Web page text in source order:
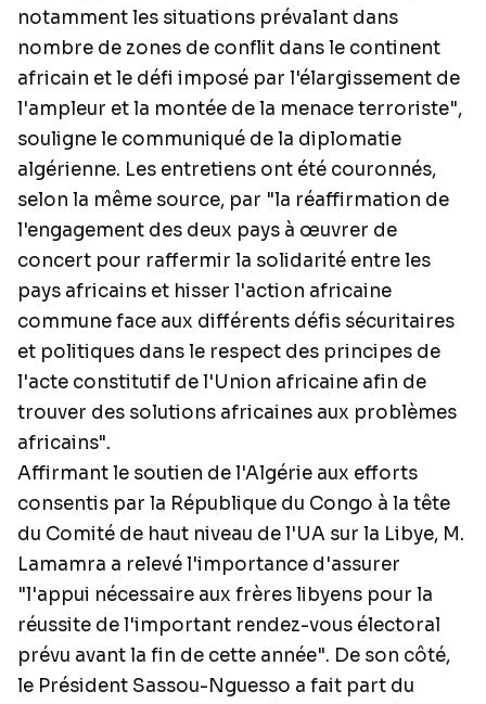
notamment les situations prévalant dans
nombre de zones de conflit dans le continent
africain et le défi imposé par l'élargissement de
l'ampleur et la montée de la menace terroriste",
souligne le communiqué de la diplomatie
algérienne. Les entretiens ont été couronnés,
selon la même source, par "la réaffirmation de
l'engagement des deux pays à œuvrer de
concert pour raffermir la solidarité entre les
pays africains et hisser l'action africaine
commune face aux différents défis sécuritaires
et politiques dans le respect des principes de
l'acte constitutif de l'Union africaine afin de
trouver des solutions africaines aux problèmes
africains".
Affirmant le soutien de l'Algérie aux efforts
consentis par la République du Congo à la tête
du Comité de haut niveau de l'UA sur la Libye, M.
Lamamra a relevé l'importance d'assurer
"l'appui nécessaire aux frères libyens pour la
réussite de l'important rendez-vous électoral
prévu avant la fin de cette année". De son côté,
le Président Sassou-Nguesso a fait part du